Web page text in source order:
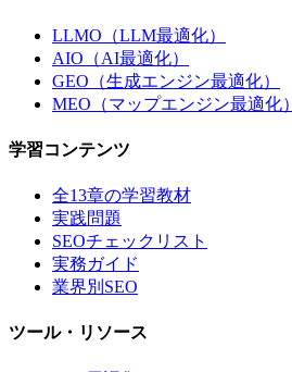
LLMO（LLM最適化）
AIO（AI最適化）
GEO（生成エンジン最適化）
MEO（マップエンジン最適化）
学習コンテンツ
全13章の学習教材
実践問題
SEOチェックリスト
実務ガイド
業界別SEO
ツール・リソース